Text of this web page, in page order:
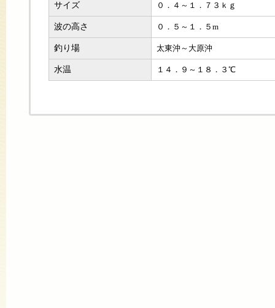
サイズ ０．４～１．７３ｋｇ
波の高さ ０．５～１．５m
釣り場 太東沖～大原沖
水温 １４．９～１８．３℃